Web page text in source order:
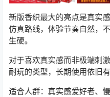
新版香织最大的亮点是真实
仿真路线，体验节奏自然，
生硬。
对于喜欢真实感而非极端刺
耐玩的类型，长期使用依旧有
适合人群：真实感爱好者、